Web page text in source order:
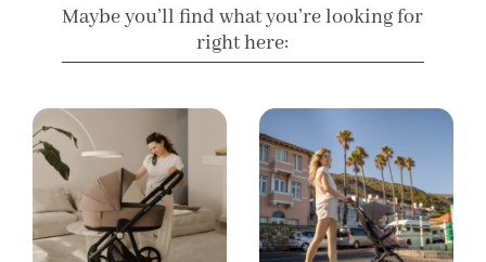
Maybe you’ll find what you’re looking for
right here: